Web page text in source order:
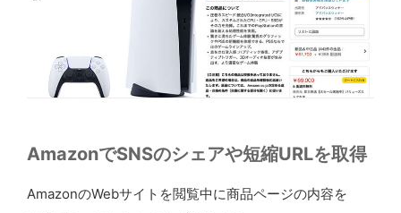
AmazonでSNSのシェアや短縮URLを取得
AmazonのWebサイトを閲覧中に商品ページの内容を